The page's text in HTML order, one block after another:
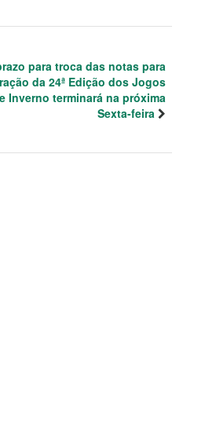
para troca das notas para
da 24ª Edição dos Jogos
Inverno terminará na próxima
Sexta-feira